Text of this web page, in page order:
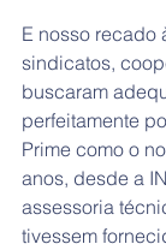
E nosso recado
sindicatos,
buscaram
perfeitamente
Prime como o
anos, desde a
assessoria
tivessem